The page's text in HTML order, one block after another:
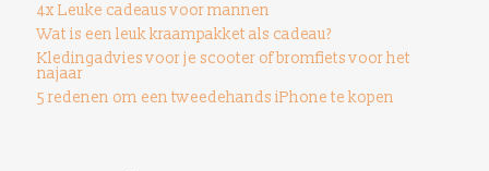
4x Leuke cadeaus voor mannen
Wat is een leuk kraampakket als cadeau?
Kledingadvies voor je scooter of bromfiets voor het
najaar
5 redenen om een ​​tweedehands iPhone te kopen